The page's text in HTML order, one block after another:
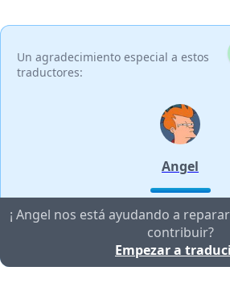
Un agradecimiento especial a estos
traductores:
Angel
¡ Angel nos está ayudando a
contribuir?
Empezar a